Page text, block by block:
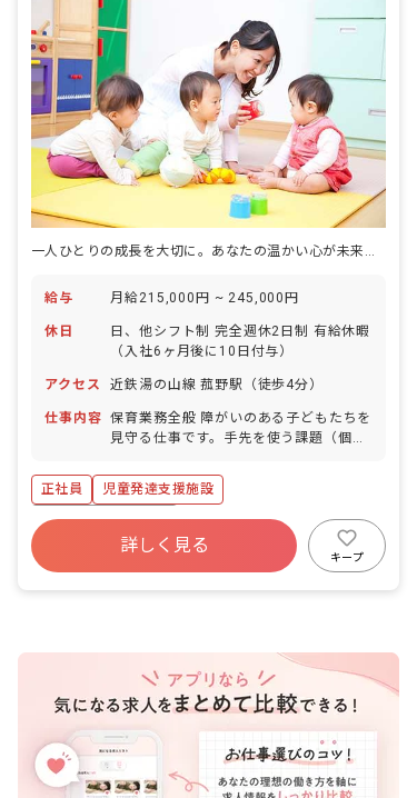
給与 月給215,000円 ~ 245,000円
休日
日、他シフト制 完全週休2日制 有給休暇
（入社6ヶ月後に10日付与）
アクセス 近鉄湯の山線 菰野駅（徒歩4分）
仕事内容 保育業務全般 障がいのある子どもたちを
見守る仕事です。手先を使う課題（個別
どのコミュニケーションを通じて、子ど
もたちの自立をサポートしていきます。
正社員
児童発達支援施設
ボーナス・賞与あり
寮・住宅・家賃補助あり
社会保険完備
詳しく見る
キープ